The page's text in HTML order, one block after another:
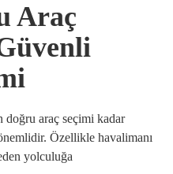
Araç
doğru araç seçimi kadar
Özellikle havalimanı
yolculuğa